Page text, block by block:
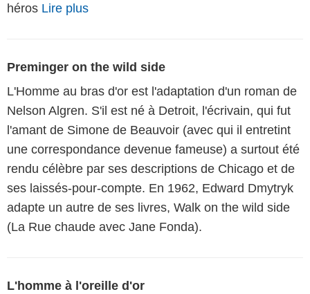
héros Lire plus
Preminger on the wild side
L'Homme au bras d'or est l'adaptation d'un roman de
Nelson Algren. S'il est né à Detroit, l'écrivain, qui fut
l'amant de Simone de Beauvoir (avec qui il entretint
une correspondance devenue fameuse) a surtout été
rendu célèbre par ses descriptions de Chicago et de
ses laissés-pour-compte. En 1962, Edward Dmytryk
adapte un autre de ses livres, Walk on the wild side
(La Rue chaude avec Jane Fonda).
L'homme à l'oreille d'or